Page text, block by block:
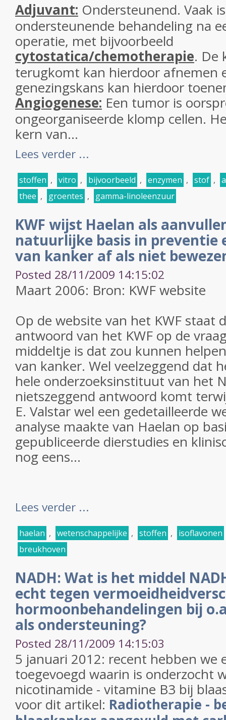
Adjuvant: Ondersteunend. Vaak
ondersteunende behandeling na
operatie, met bijvoorbeeld
cytostatica/chemotherapie. De
terugkomt kan hierdoor afnemen
genezingskans kan hierdoor
Angiogenese: Een tumor is
ongeorganiseerde klomp cellen.
kern van...
Lees verder ...
stoffen , vitro , bijvoorbeeld , enzymen , stof ,
thee , groentes , gamma-linoleenzuur
KWF wijst Haelan als
natuurlijke basis in preventie
van kanker af als niet
Posted 28/11/2009 14:15:02
Maart 2006: Bron: KWF website
Op de website van het KWF staat
antwoord van het KWF op de
middeltje is dat zou kunnen
van kanker. Wel veelzeggend dat
hele onderzoeksinstituut van het
nietszeggend antwoord komt
E. Valstar wel een gedetailleerde
analyse maakte van Haelan op
gepubliceerde dierstudies en
nog eens...
Lees verder ...
haelan , wetenschappelijke , stoffen ,
isoflavonen
breukhoven
NADH: Wat is het middel
echt tegen
hormoonbehandelingen bij
als ondersteuning?
Posted 28/11/2009 14:15:03
5 januari 2012: recent hebben we
toegevoegd waarin is onderzocht
nicotinamide - vitamine B3 bij
voor dit artikel: Radiotherapie -